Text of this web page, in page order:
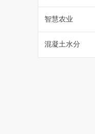
智慧农业
混凝土水分